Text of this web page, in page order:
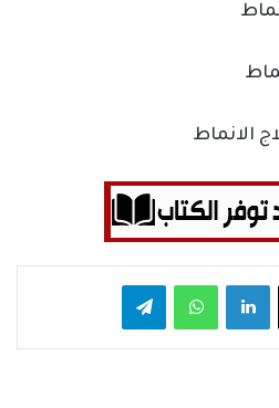
الانماط
لينكدإن واتساب